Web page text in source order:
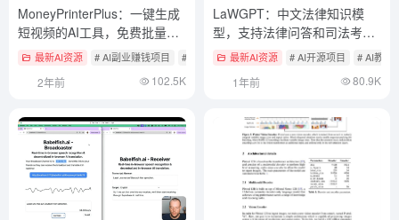
MoneyPrinterPlus：一键生成
短视频的AI工具，免费批量混
剪 最新AI资源 # AI副业赚钱项目 # AI开源项目 # AI视频生成工具
2年前 102.5K
LaWGPT：中文法律知识模
型，支持法律问答和司法考试
训练最新AI资源 # AI开源项目 # AI教育
1年前 80.9K